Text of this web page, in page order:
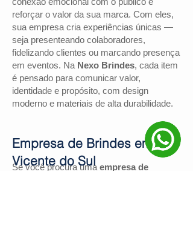
reforçar o valor da sua marca. Com eles,
sua empresa cria experiências únicas —
seja presenteando colaboradores,
fidelizando clientes ou marcando presença
em eventos. Na Nexo Brindes, cada item
é pensado para comunicar valor,
identidade e propósito, com design
moderno e materiais de alta durabilidade.
Se você procura uma empresa de
Empresa de Brindes em São
Vicente do Sul